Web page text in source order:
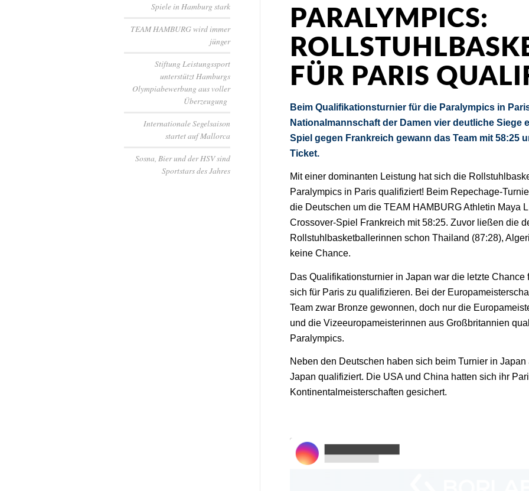
PARALYMPICS:
FÜR PARIS
Beim Qualifikationsturnier für die Paralympics in
Nationalmannschaft der Damen vier deutliche Siege
Spiel gegen Frankreich gewann das Team mit 58:25
Ticket.
Mit einer dominanten Leistung hat sich die
Paralympics in Paris qualifiziert! Beim Repechage-
die Deutschen um die TEAM HAMBURG Athletin Maya
Crossover-Spiel Frankreich mit 58:25. Zuvor ließen die
Rollstuhlbasketballerinnen schon Thailand (87:28),
keine Chance.
Das Qualifikationsturnier in Japan war die letzte
sich für Paris zu qualifizieren. Bei der
Team zwar Bronze gewonnen, doch nur die
und die Vizeeuropameisterinnen aus Großbritannien
Paralympics.
Neben den Deutschen haben sich beim Turnier in
Japan qualifiziert. Die USA und China hatten sich ihr
Kontinentalmeisterschaften gesichert.
Spiele in Hamburg stark
TEAM HAMBURG wird immer
jünger
Stiftung Leistungssport
unterstützt Hamburgs
Olympiabewerbung aus voller
Überzeugung
Internationale Segelsaison
startet auf Mallorca
Sosna, Bier und der HSV sind
Sportstars des Jahres